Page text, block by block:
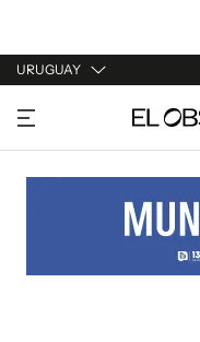
URUGUAY
URUGUAY
ARGENTINA
ESTADOS UNIDOS